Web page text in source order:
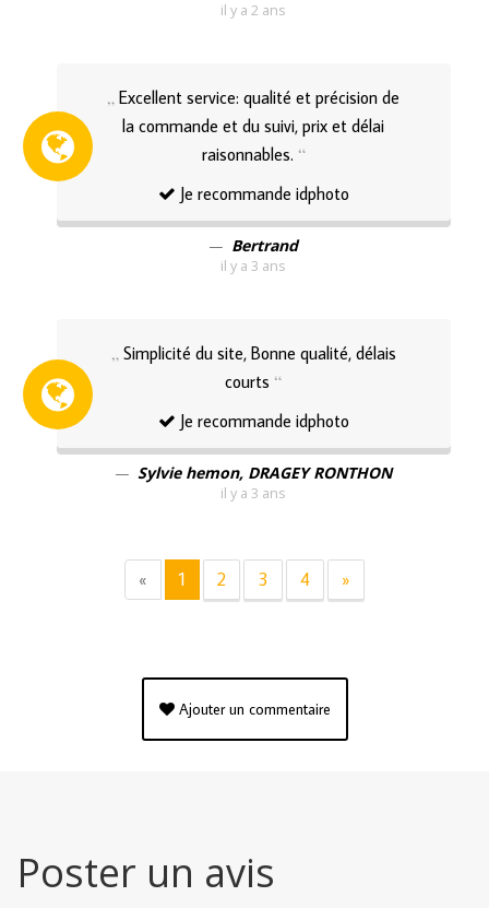
il y a 2 ans
Excellent service: qualité et précision de
la commande et du suivi, prix et délai
raisonnables.
Je recommande idphoto
Bertrand
il y a 3 ans
Simplicité du site, Bonne qualité, délais
courts
Je recommande idphoto
Sylvie hemon, DRAGEY RONTHON
il y a 3 ans
« 1 2 3 4 »
Ajouter un commentaire
Poster un avis